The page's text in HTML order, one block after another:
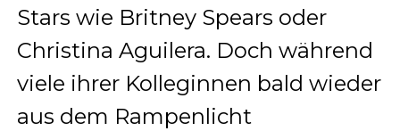
Stars wie Britney Spears oder
Christina Aguilera. Doch während
viele ihrer Kolleginnen bald wieder
aus dem Rampenlicht